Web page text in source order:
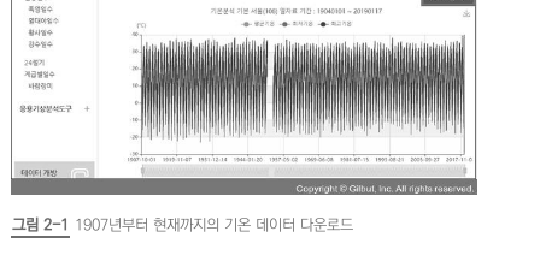
그림 2-1 1907년부터 현재까지의 기온 데이터 다운로드